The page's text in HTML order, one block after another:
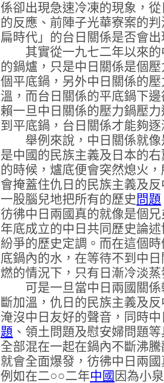
係卻出現急速冷凍的現象，
的反應、前陣子光華寮案的
扁時代」的台日關係是否會
其實從一九七二年以來的
的鍋爐，只是中日關係是個
個平底鍋，另外中日關係的
溫，而台日關係的平底鍋下
賴一旦中日關係的壓力鍋壓
到平底鍋，台日關係才能夠
舉例來說，中日關係就像
是中國的民族主義及日本的
的時候，爐底便會突然熄火
會掩蓋住仇日的民族主義及
一股腦兒地把所有的歷史 問題
彷彿中日兩國真的就像是個
年底成立的中日共同歷史論
紛爭的歷史定調。而在這個
底鍋內的水，在等待不到中
燃的情況下，只有日漸冷淡蒸
可是一旦當中日兩國關係
斷加溫，仇日的民族主義及
淹沒中日友好的聲音，同時
題 、領土問題及慰安婦問題
全部混在一起在鍋內不斷沸
就會全面爆發，彷彿中日兩
例如在二○○二年中國 因為小